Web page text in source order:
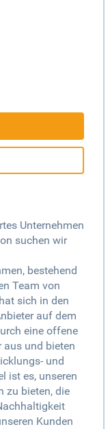
Unternehmen
suchen wir
bestehend
Team von
sich in den
auf dem
eine offene
aus und bieten
und
ist es, unseren
zu bieten, die
Kunden